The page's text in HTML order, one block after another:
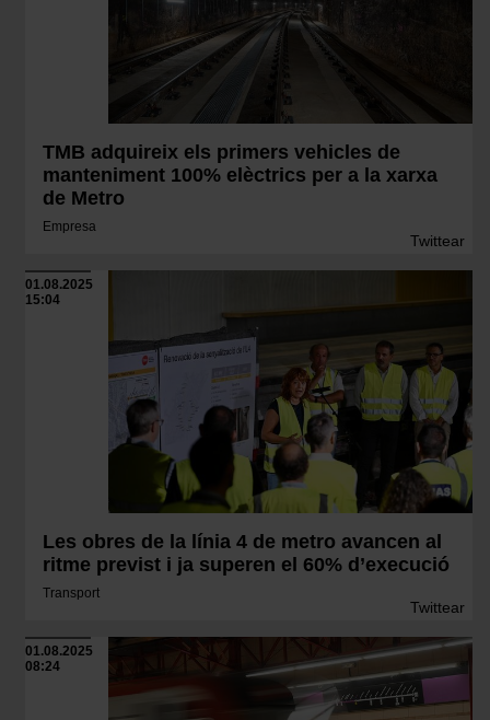
TMB adquireix els primers vehicles de
manteniment 100% elèctrics per a la xarxa
de Metro
Empresa
Twittear
01.08.2025
15:04
Les obres de la línia 4 de metro avancen al
ritme previst i ja superen el 60% d’execució
Transport
Twittear
01.08.2025
08:24